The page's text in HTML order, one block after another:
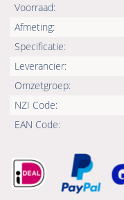
Voorraad:
Afmeting:
Specificatie:
Leverancier:
Omzetgroep:
NZI Code:
EAN Code: